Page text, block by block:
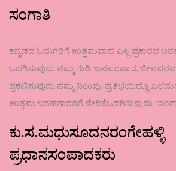
ಸಂಗಾತಿ
ಕನ್ನಡದ ಓದುಗರಿಗೆ ಉತ್ತಮವಾದ ಎಲ್ಲ ಪ್ರಕಾರದ
ಒದಗಿಸುವುದು ನಮ್ಮ ಗುರಿ. ಜನಪರವಾದ,
ಪ್ರಕಟಿಸುವುದು ನಮ್ಮ ನಿಲುವು. ಪ್ರತಿಭೆಯಿದ್ದೂ
ಉತ್ತಮ ಬರಹಗಾರರಿಗೆ ವೇದಿಕೆಒದಗಿಸುವುದು
ಕು.ಸ.ಮಧುಸೂದನರಂಗೇಹಳ್ಳಿ
ಪ್ರಧಾನಸಂಪಾದಕರು